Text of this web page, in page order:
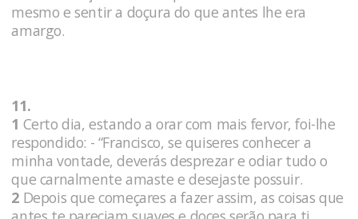
mesmo e sentir a doçura do que antes lhe era
amargo.
11.
1 Certo dia, estando a orar com mais fervor, foi-lhe
respondido: - “Francisco, se quiseres conhecer a
minha vontade, deverás desprezar e odiar tudo o
que carnalmente amaste e desejaste possuir.
2 Depois que começares a fazer assim, as coisas que